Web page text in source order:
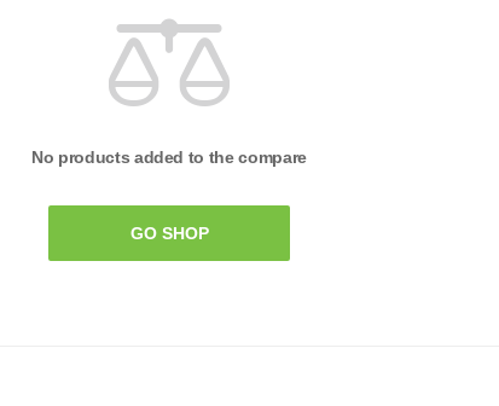
No products added to the compare
GO SHOP